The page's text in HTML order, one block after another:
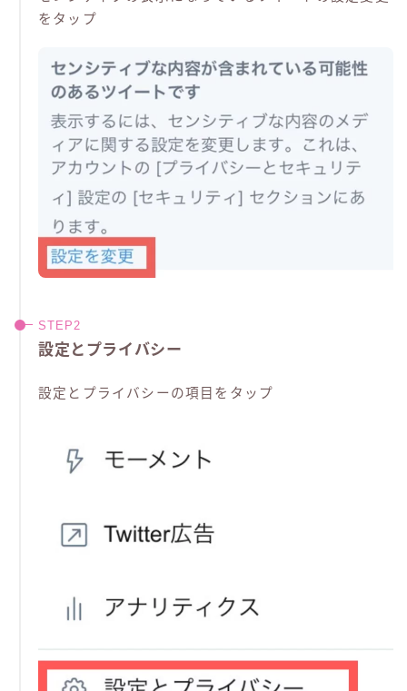
をタップ
設定とプライバシー
設定とプライバシーの項目をタップ